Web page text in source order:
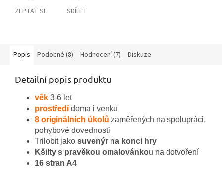
ZEPTAT SE SDÍLET
Popis Podobné (8) Hodnocení (7) Diskuze
Detailní popis produktu
věk 3-6 let
prostředí doma i venku
8 originálních úkolů zaměřených na spolupráci,
pohybové dovednosti
Trilobit jako suvenýr na konci hry
Kšilty s pravěkou omalovánkou na dotvoření
16 stran A4